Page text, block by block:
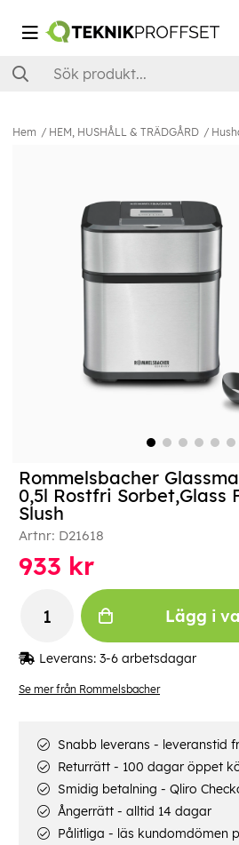
Hem HEM, HUSHÅLL & TRÄDGÅRD
Se mer från Rommelsbacher
Rommelsbacher
0,5l Rostfri Sorbet,Glass
Slush
Artnr: D21618
933 kr
Lägg i
Leverans: 3-6 arbetsdagar
Snabb leverans - leveranstid
Returrätt - 100 dagar öppet
Smidig betalning - Qliro
Ångerrätt - alltid 14 dagar
Pålitliga - läs kundomdömen